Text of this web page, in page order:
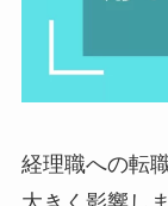
経理職への転